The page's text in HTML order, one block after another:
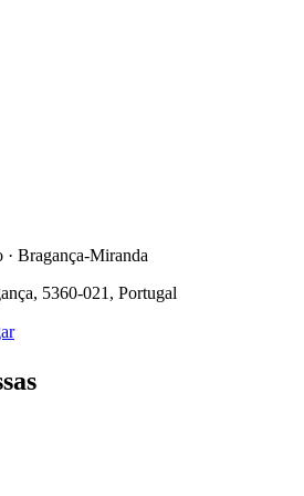
Bragança-Miranda
5360-021, Portugal